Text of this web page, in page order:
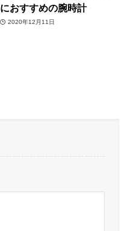
におすすめの腕時計
2020年12月11日